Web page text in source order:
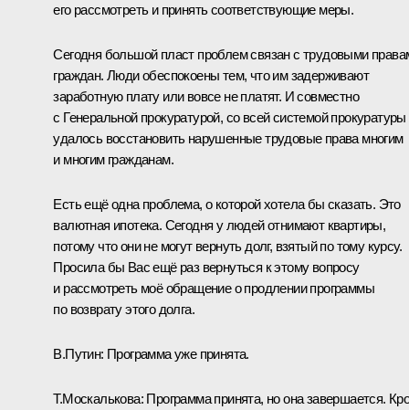
его рассмотреть и принять соответствующие меры.
Сегодня большой пласт проблем связан с трудовыми
граждан. Люди обеспокоены тем, что им задерживают
заработную плату или вовсе не платят. И совместно
с Генеральной прокуратурой, со всей системой прокуратуры
удалось восстановить нарушенные трудовые права многим
и многим гражданам.
Есть ещё одна проблема, о которой хотела бы сказать. Это
валютная ипотека. Сегодня у людей отнимают квартиры,
потому что они не могут вернуть долг, взятый по тому курсу.
Просила бы Вас ещё раз вернуться к этому вопросу
и рассмотреть моё обращение о продлении программы
по возврату этого долга.
В.Путин: Программа уже принята.
Т.Москалькова: Программа принята, но она завершается.